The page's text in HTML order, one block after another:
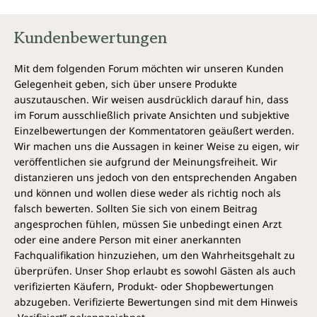
eingeschlossene Vitamin C, geschützt, bis sie von den
Zellen im Körper aufgenommen werden. Außen sind
die Bläschen wasserlöslich, so dass sie beim
Zusammentreffen und Verschmelzen mit der
Zellmembran ihre Inhaltsstoffe an die Zelle
freigeben.
Die PureWay-C®-Liposomen werden vom Magen-
Darm-System „erkannt" und sobald PureWay-C® im
Blut ist, sorgen die pflanzlichen Fettsäuren für eine
verbesserte Aufnahme, Verteilung und Verweildauer
im Körper. Liposomal PureWay-C™ Vitamin C Kapseln
haben dadurch einen gewissen Depoteffekt.
Zudem ist Liposomal PureWay-C™ Vitamin C rein
pflanzlich.
Wirkungsspektrum*
Kundenbewertungen
Mit dem folgenden Forum möchten wir unseren Kunden
Gelegenheit geben, sich über unsere Produkte
auszutauschen. Wir weisen ausdrücklich darauf hin, dass
im Forum ausschließlich private Ansichten und subjektive
Einzelbewertungen der Kommentatoren geäußert werden.
Wir machen uns die Aussagen in keiner Weise zu eigen, wir
veröffentlichen sie aufgrund der Meinungsfreiheit. Wir
distanzieren uns jedoch von den entsprechenden Angaben
und können und wollen diese weder als richtig noch als
falsch bewerten. Sollten Sie sich von einem Beitrag
angesprochen fühlen, müssen Sie unbedingt einen Arzt
oder eine andere Person mit einer anerkannten
Fachqualifikation hinzuziehen, um den Wahrheitsgehalt zu
überprüfen. Unser Shop erlaubt es sowohl Gästen als auch
verifizierten Käufern, Produkt- oder Shopbewertungen
abzugeben. Verifizierte Bewertungen sind mit dem Hinweis